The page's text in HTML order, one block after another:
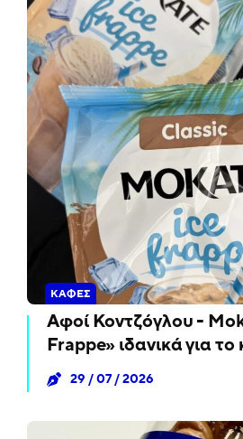
ΚΑΦΈΣ
Αφοί Κοντζόγλου -
Frappe» ιδανικά για το
29 / 07 / 2026